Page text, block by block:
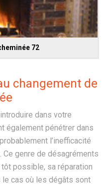
72
changement de
dans votre
également pénétrer dans
l’inefficacité
Ce genre de désagréments
possible, sa réparation
cas où les dégâts sont